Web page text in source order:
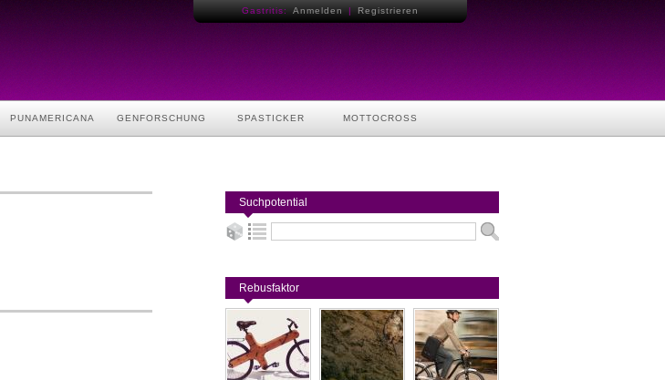
Gastritis: Anmelden | Registrieren
PUNAMERICANA GENFORSCHUNG SPASTICKER MOTTOCROSS
Suchpotential
Rebusfaktor